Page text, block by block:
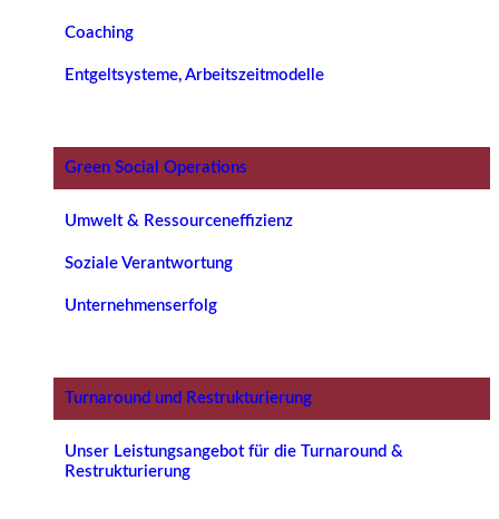
Coaching
Entgeltsysteme, Arbeitszeitmodelle
Green Social Operations
Umwelt & Ressourceneffizienz
Soziale Verantwortung
Unternehmenserfolg
Turnaround und Restrukturierung
Unser Leistungsangebot für die Turnaround &
Restrukturierung